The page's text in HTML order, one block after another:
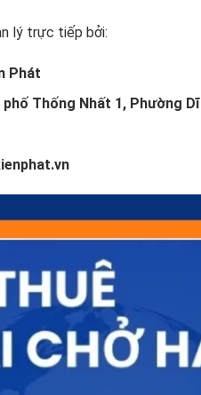
lý trực tiếp bởi:
Phát
Thống Nhất 1, Phường